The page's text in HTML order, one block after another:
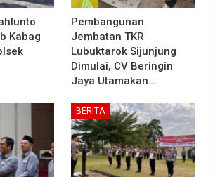
Kabag
Pembangunan
Jembatan TKR
Lubuktarok Sijunjung
Dimulai, CV Beringin
Jaya Utamakan…
BERITA